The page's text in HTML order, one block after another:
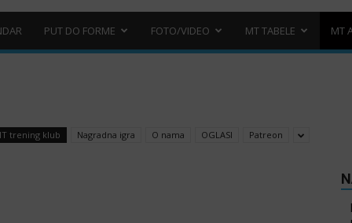
PUT DO FORME FOTO/VIDEO MT TABELE MT
trening klub Nagradna igra O nama OGLASI Patreon